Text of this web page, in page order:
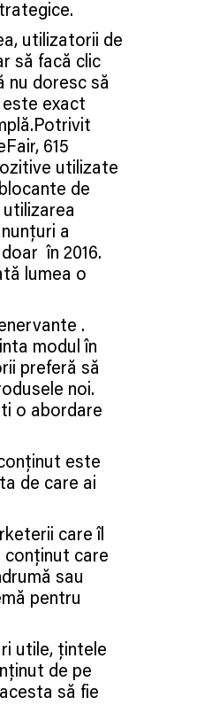
utilizatorii de
să facă clic
nu doresc să
este exact
615
utilizate
de
utilizarea
a
în 2016.
lumea o
.
modul în
preferă să
noi.
o abordare
este
de care ai
care îl
conținut care
sau
pentru
utile, țintele
de pe
să fie